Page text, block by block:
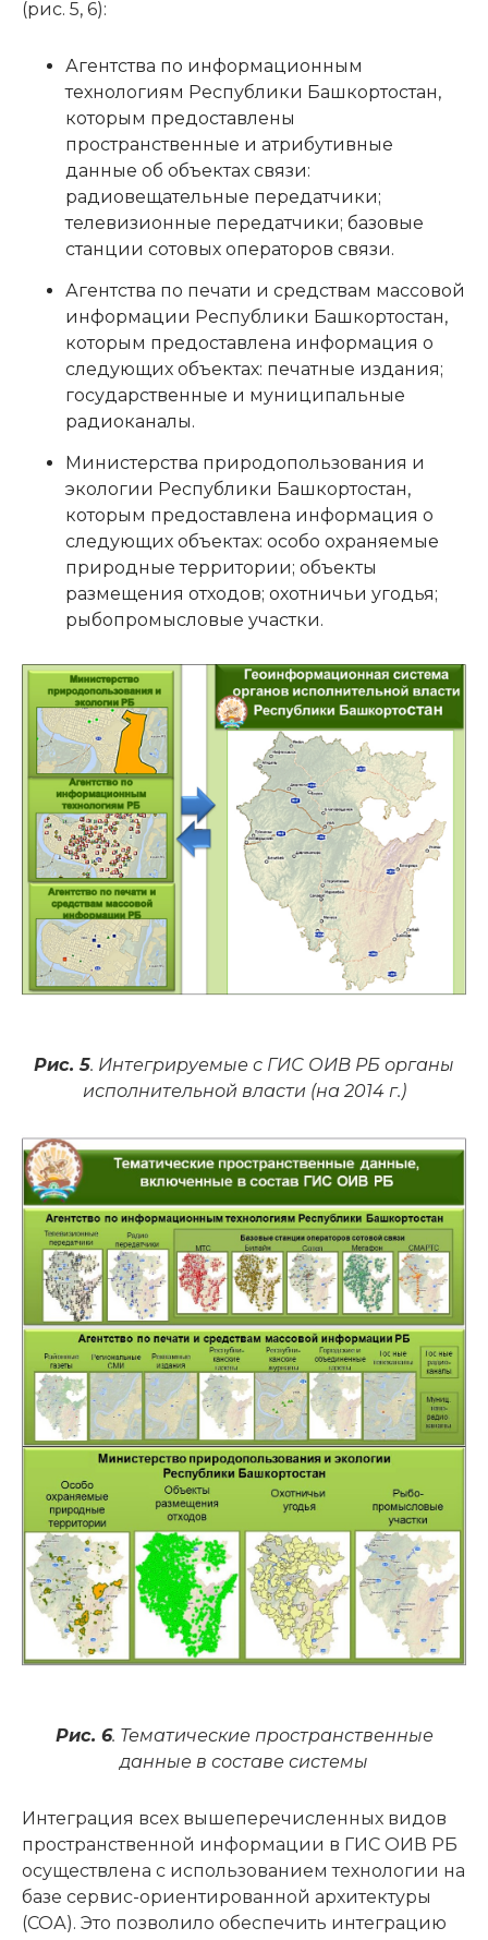
(рис. 5, 6):
Агентства по информационным
технологиям Республики Башкортостан,
которым предоставлены
пространственные и атрибутивные
данные об объектах связи:
радиовещательные передатчики;
телевизионные передатчики; базовые
станции сотовых операторов связи.
Агентства по печати и средствам массовой
информации Республики Башкортостан,
которым предоставлена информация о
следующих объектах: печатные издания;
государственные и муниципальные
радиоканалы.
Министерства природопользования и
экологии Республики Башкортостан,
которым предоставлена информация о
следующих объектах: особо охраняемые
природные территории; объекты
размещения отходов; охотничьи угодья;
рыбопромысловые участки.
Рис. 5. Интегрируемые с ГИС ОИВ РБ органы
исполнительной власти (на 2014 г.)
Рис. 6. Тематические пространственные
данные в составе системы
Интеграция всех вышеперечисленных видов
пространственной информации в ГИС ОИВ РБ
осуществлена с использованием технологии на
базе сервис-ориентированной архитектуры
(СОА). Это позволило обеспечить интеграцию